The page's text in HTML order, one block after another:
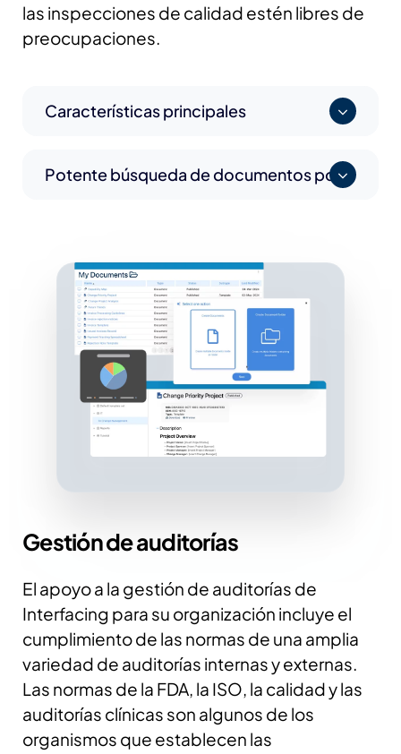
las inspecciones de calidad estén libres de
preocupaciones.
Características principales
Potente búsqueda de documentos por
Gestión de auditorías
El apoyo a la gestión de auditorías de
Interfacing para su organización incluye el
cumplimiento de las normas de una amplia
variedad de auditorías internas y externas.
Las normas de la FDA, la ISO, la calidad y las
auditorías clínicas son algunos de los
organismos que establecen las